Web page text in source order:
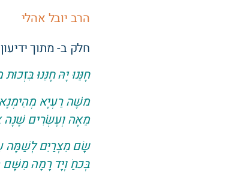
הרב יובל אהלי
חלק ב- מתוך
חָנֵּנוּ יָהּ חָנֵּנוּ
משֶׁה רַעְיָא
מֵאָה וְעֶשְׂרִים שָׁנָה
שָׂם מִצְרַיִם לְשַׁמָּה
בְּכחַֹ וְיָד רָמָה מִשָּׁם